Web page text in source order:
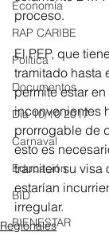
Economía
RAP CARIBE
Política
Documentos
Día 10/10 2017
Carnaval
Educación
BID
BIENESTAR
proceso.
El PEP, que
tramitado hasta
permite estar
inconvenientes
prorrogable de
esto es
tramiten su visa
estarían
irregular.
Regionales